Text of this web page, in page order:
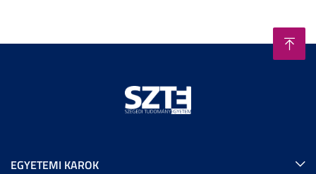
EGYETEMI KAROK